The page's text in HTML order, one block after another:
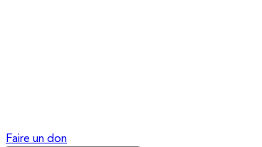
Faire un don